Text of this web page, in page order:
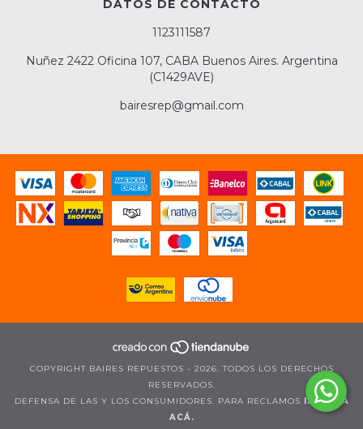
DATOS DE CONTACTO
1123111587
Nuñez 2422 Oficina 107, CABA Buenos Aires. Argentina
(C1429AVE)
bairesrep@gmail.com
COPYRIGHT BAIRES REPUESTOS - 2026. TODOS LOS DERECHOS
RESERVADOS.
DEFENSA DE LAS Y LOS CONSUMIDORES. PARA RECLAMOS INGRESÁ
ACÁ.